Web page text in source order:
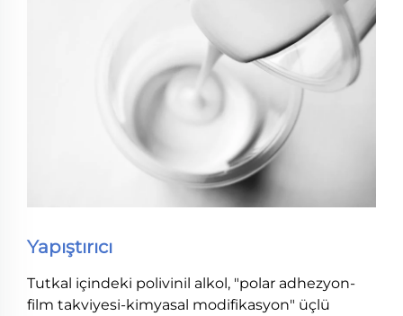
Yapıştırıcı
Tutkal içindeki polivinil alkol, "polar adhezyon-
film takviyesi-kimyasal modifikasyon" üçlü